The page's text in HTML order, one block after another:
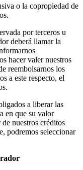
o la copropiedad de
por terceros u
deberá llamar la
hacer valer nuestros
reembolsarnos los
a este respecto, el
a liberar las
en que su valor
nuestros créditos
podremos seleccionar